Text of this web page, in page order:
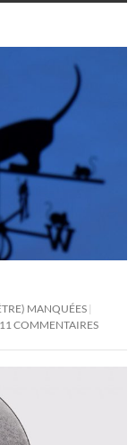
MANQUÉES
11 COMMENTAIRES